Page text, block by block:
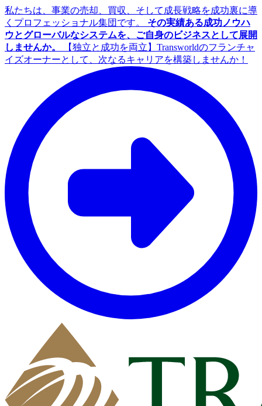
私たちは、事業の売却、買収、そして成長戦略を成功裏に導
くプロフェッショナル集団です。 その実績ある成功ノウハ
ウとグローバルなシステムを、ご自身のビジネスとして展開
しませんか。
【独立と成功を両立】Transworldのフランチャ
イズオーナーとして、次なるキャリアを構築しませんか！